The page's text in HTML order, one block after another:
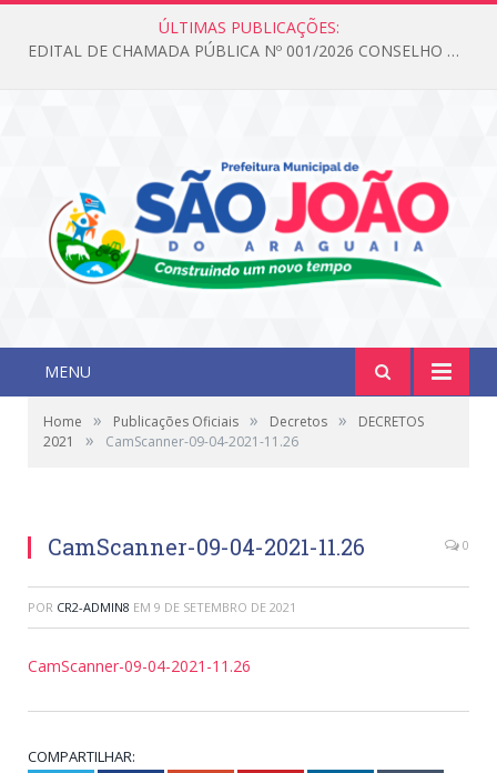
ÚLTIMAS PUBLICAÇÕES:
EDITAL DE CHAMADA PÚBLICA Nº 001/2026 CONSELHO DOS DIREITOS DA CRIANÇA E DO ADOLESCENTE
MENU
Home » Publicações Oficiais » Decretos »
DECRETOS
2021
» CamScanner-09-04-2021-11.26
CamScanner-09-04-2021-11.26 0
POR CR2-ADMIN8 EM 9 DE SETEMBRO DE 2021
CamScanner-09-04-2021-11.26
COMPARTILHAR: